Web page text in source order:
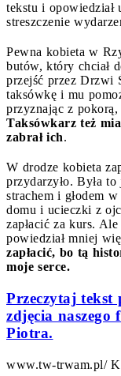
tekstu i opowiedział
streszczenie
Pewna kobieta w
butów, który chciał
przejść przez Drzwi
taksówkę i mu
przyznając z pokorą,
Taksówkarz też
zabrał ich.
W drodze kobieta
przydarzyło. Była
strachem i głodem
domu i ucieczki z
zapłacić za kurs.
powiedział mniej
zapłacić, bo tą
moje serce.
Przeczytaj tekst
zdjęcia naszego
Piotra.
www.tw-trwam.pl/